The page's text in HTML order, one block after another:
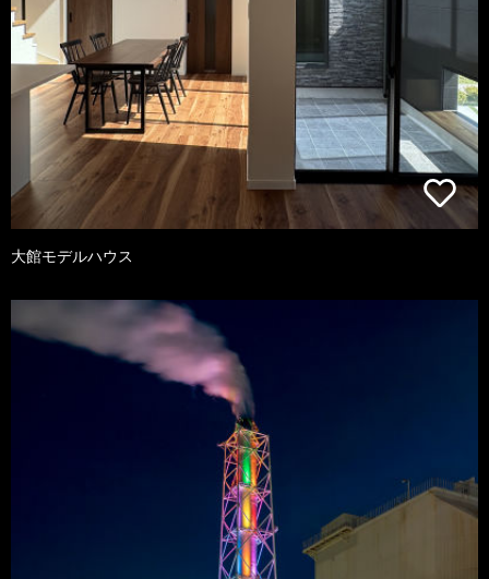
大館モデルハウス